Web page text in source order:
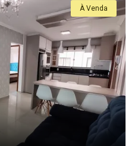
À Venda